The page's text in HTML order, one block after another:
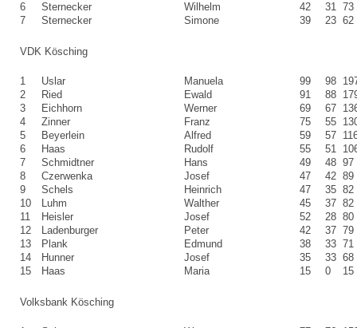
6
Sternecker Wilhelm 42 31
73
7
Sternecker Simone 39 23 62
VDK Kösching
1 Uslar Manuela 99 98
2
Ried Ewald 91 88
3
Eichhorn Werner 69 67
4
Zinner Franz 75 55
5
Beyerlein Alfred 59 57
6
Haas Rudolf 55 51
7
Schmidtner Hans 49 48 97
8
Czerwenka Josef 47 42 89
9
Schels Heinrich 47 35 82
10
Luhm Walther 45 37 82
11
Heisler Josef 52 28 80
12
Ladenburger Peter 42 37 79
13
Plank Edmund 38 33 71
14
Hunner Josef 35 33 68
15
Haas Maria 15 0 15
Volksbank Kösching